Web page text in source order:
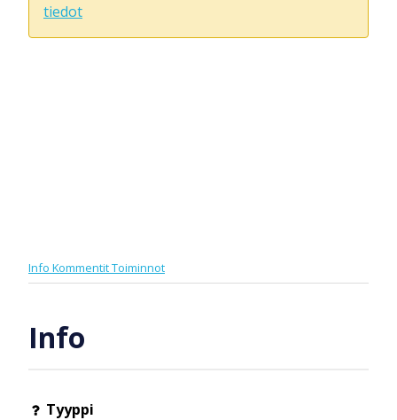
tiedot
Info KommentitToiminnot
Info
Tyyppi